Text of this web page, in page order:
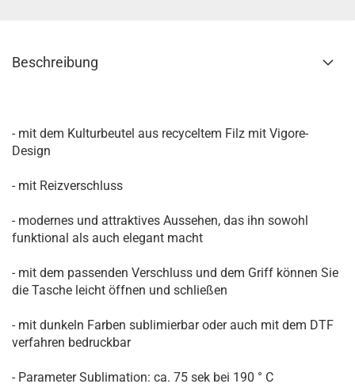
Beschreibung
- mit dem Kulturbeutel aus recyceltem Filz mit Vigore-
Design
- mit Reizverschluss
- modernes und attraktives Aussehen, das ihn sowohl
funktional als auch elegant macht
- mit dem passenden Verschluss und dem Griff können Sie
die Tasche leicht öffnen und schließen
- mit dunkeln Farben sublimierbar oder auch mit dem DTF
verfahren bedruckbar
- Parameter Sublimation: ca. 75 sek bei 190 ° C